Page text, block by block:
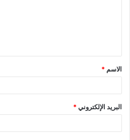
ق
*
الاسم *
البريد الإلكتروني*